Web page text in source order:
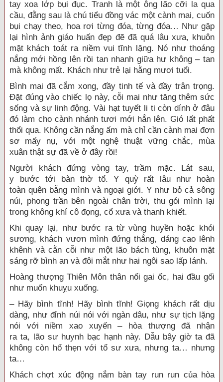
tay xoa lớp bụi đục. Tranh là một ông lão cỡi la qua
cầu, đằng sau là chú tiểu đồng vác một cành mai, cuốn
bụi chạy theo, hoa rơi từng đóa, từng đóa… Như gặp
lại hình ảnh giáo huấn đẹp đẽđã quá lâu xưa, khuôn
mặt khách toát ra niềm vui tĩnh lặng. Nó như thoáng
nắng mới hồng lên rồi tan nhanh giữa hư không– tan
mà không mất. Khách như trẻ lại hằng mươi tuổi.
Bình mai đã cắm xong, đầy tinh tếvà đầytrân trọng.
Đặt đúng vào chiếc lọ này, cỗi mai như tăng thêm sức
sống và sự linh động. Vài hạt tuyết li ti còn dính ởđâu
đó làm cho cành nhánh tươi mới hẳn lên. Gió lất phất
thổi qua. Không cần nắng ấm mà chỉ cần cành mai đơn
sơ mấy nụ, với một nghệ thuật vững chắc, mùa
xuân thật sự đã về ở đây rồi!
Người khách đứng vòng tay, trầm mặc. Lát sau,
y bước tới bàn thờ tổ. Y quỳ rất lâu như hoàn
toàn quên bẵng mình và ngoại giới.Y như bỏ cả sông
núi, phong trầnbên ngoài chân trời, thu gói mình lại
trong không khí cô đọng, cổ xưa và thanh khiết.
Khi quay lại, như bước ratừ vùng huyền hoặc khói
sương, khách vươn mình đứng thẳng, dáng cao lênh
khênh và cằn cỗi như một lão bách tùng, khuôn mặt
sáng rỡ bình an và đôi mắt như hai ngôi sao lấp lánh.
Hoàng thượngThiên Môn thân nổi gai ốc, hai đầu gối
như muốn khuỵu xuống.
– Hãy bình tĩnh! Hãy bình tĩnh! Giọng khách rất dịu
dàng, như đỉnh núi nói với ngàn dâu, như sự tịch lặng
nói với niềm xao xuyến– hòa thượngđã nhận
rata, lão sư huynh bạc hạnh này. Dẫu bây giờ ta đã
không còn hổ thẹnvới tổ sưxưa, nhưng ta… nhưng
ta…
Khách chợt xúc động nắm bàn tay run run của hòa